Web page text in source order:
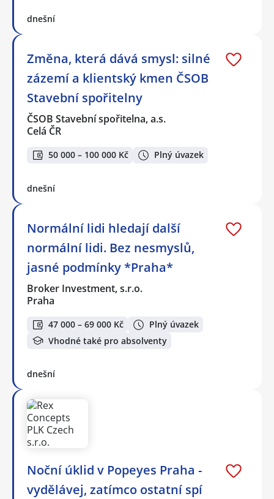
dnešní
Změna, která dává smysl: silné
zázemí a klientský kmen ČSOB
Stavební spořitelny
ČSOB Stavební spořitelna, a.s.
Celá ČR
50 000 – 100 000 Kč Plný úvazek
dnešní
Normální lidi hledají další
normální lidi. Bez nesmyslů,
jasné podmínky *Praha*
Broker Investment, s.r.o.
Praha
47 000 – 69 000 Kč
Plný úvazek
Vhodné také pro absolventy
dnešní
Noční úklid v Popeyes Praha -
vydělávej, zatímco ostatní spí